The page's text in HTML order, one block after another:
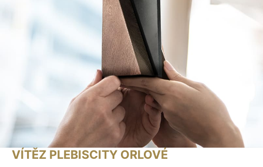
VÍTĚZ PLEBISCITY ORLOVÉ